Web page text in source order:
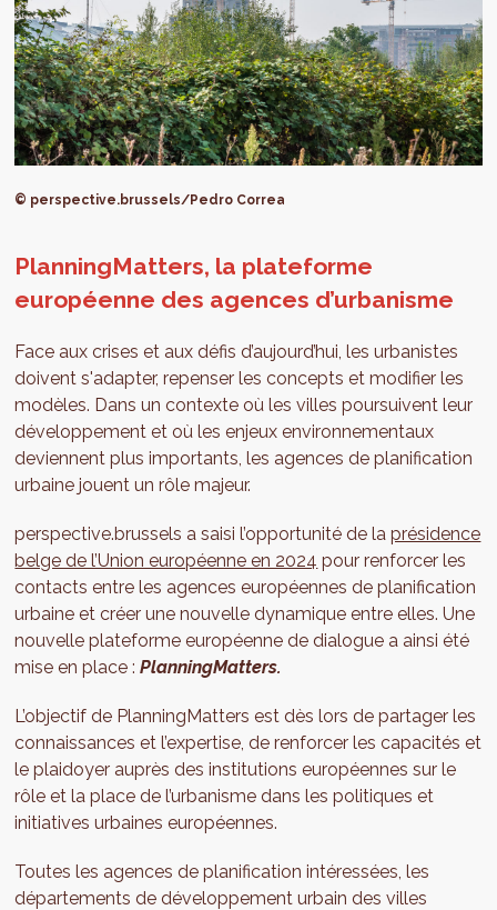
© perspective.brussels/Pedro Correa
PlanningMatters, la plateforme
européenne des agences d’urbanisme
Face aux crises et aux défis d’aujourd’hui, les urbanistes
doivent s'adapter, repenser les concepts et modifier les
modèles. Dans un contexte où les villes poursuivent leur
développement et où les enjeux environnementaux
deviennent plus importants, les agences de planification
urbaine jouent un rôle majeur.
perspective.brussels a saisi l’opportunité de laprésidence
belge de l’Union européenne en 2024 pour renforcer les
contacts entre les agences européennes de planification
urbaine et créer une nouvelle dynamique entre elles. Une
nouvelle plateforme européenne de dialogue a ainsi été
mise en place :PlanningMatters.
L’objectif de PlanningMatters est dès lors de partager les
connaissances et l’expertise, de renforcer les capacités et
le plaidoyer auprès des institutions européennes sur le
rôle et la place de l’urbanisme dans les politiques et
initiatives urbaines européennes.
Toutes les agences de planification intéressées, les
départements de développement urbain des villes